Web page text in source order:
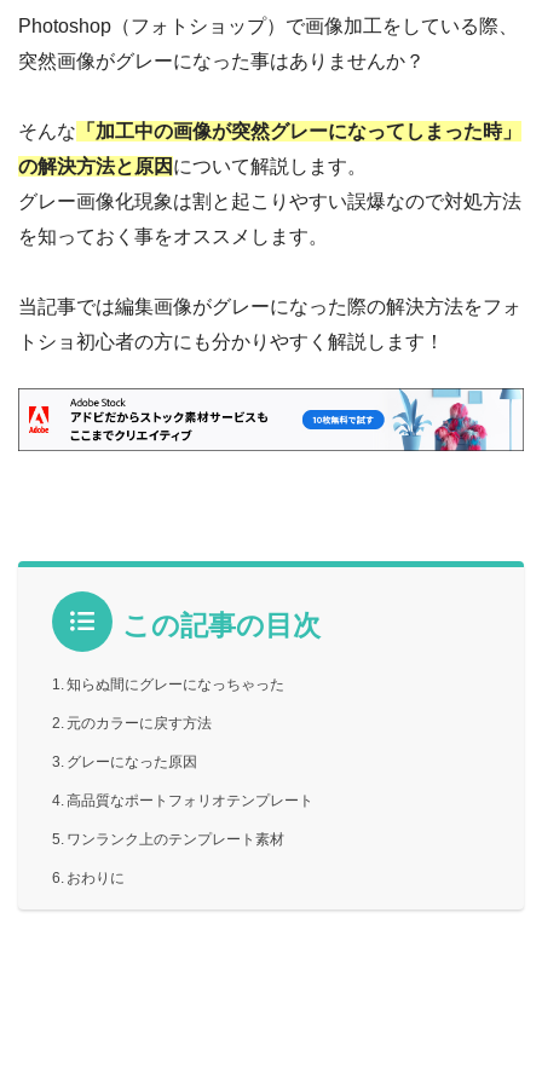
Photoshop（フォトショップ）で画像加工をしている際、
突然画像がグレーになった事はありませんか？
そんな 「加工中の画像が突然グレーになってしまった時」
の解決方法と原因 について解説します。
グレー画像化現象は割と起こりやすい誤爆なので対処方法
を知っておく事をオススメします。
当記事では編集画像がグレーになった際の解決方法をフォ
トショ初心者の方にも分かりやすく解説します！
この記事の目次
知らぬ間にグレーになっちゃった
元のカラーに戻す方法
グレーになった原因
高品質なポートフォリオテンプレート
ワンランク上のテンプレート素材
おわりに